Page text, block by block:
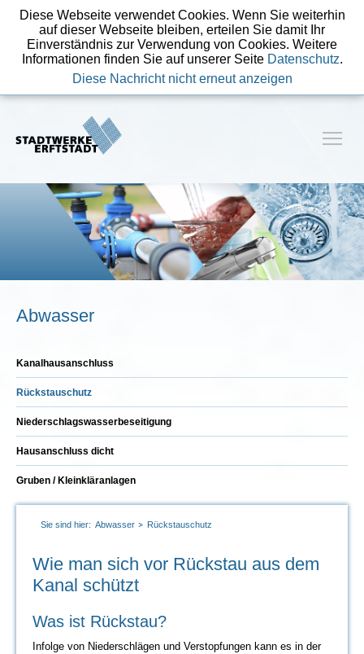
Diese Webseite verwendet Cookies. Wenn Sie weiterhin
auf dieser Webseite bleiben, erteilen Sie damit Ihr
Einverständnis zur Verwendung von Cookies. Weitere
Informationen finden Sie auf unserer Seite Datenschutz.
Diese Nachricht nicht erneut anzeigen
Abwasser
Kanalhausanschluss
Rückstauschutz
Niederschlagswasserbeseitigung
Hausanschluss dicht
Gruben / Kleinkläranlagen
Sie sind hier: Abwasser Rückstauschutz
Wie man sich vor Rückstau aus dem
Kanal schützt
Was ist Rückstau?
Infolge von Niederschlägen und Verstopfungen kann es in der